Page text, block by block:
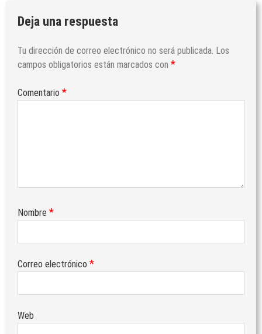
Deja una respuesta
Tu dirección de correo electrónico no será publicada. Los
campos obligatorios están marcados con *
Comentario *
Nombre *
Correo electrónico *
Web